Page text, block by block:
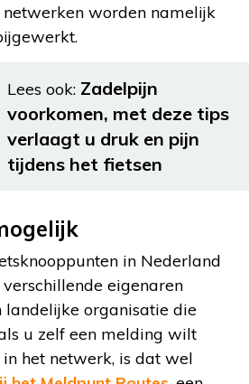
worden namelijk
Lees ook: Zadelpijn
voorkomen, met deze tips
verlaagt u druk en pijn
tijdens het fietsen
in Nederland
eigenaren
landelijke organisatie die
u zelf een melding wilt
het netwerk, is dat wel